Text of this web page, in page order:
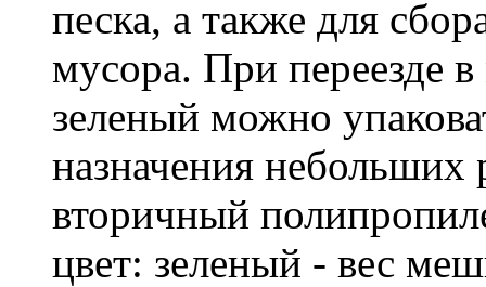
песка, а также для
мусора. При переезде
зеленый можно
назначения небольших
вторичный
цвет: зеленый - вес